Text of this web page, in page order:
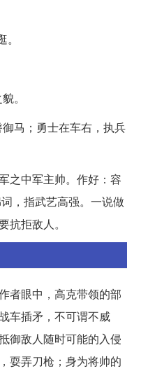
。
马；勇士在车右，执兵
之中军主帅。作好：容
词，指武艺高强。一说做
抗拒敌人。
者眼中，高克带领的部
车插矛，不可谓不威
御敌人随时可能的入侵
耍弄刀枪；身为将帅的